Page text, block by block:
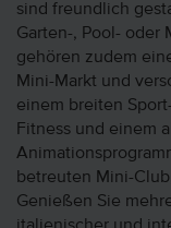
sind freundlich
Garten-, Pool- oder
gehören zudem
Mini-Markt und
einem breiten
Fitness und einem
betreuten Mini-
Genießen Sie